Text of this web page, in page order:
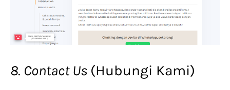
8. Contact Us (Hubungi Kami)